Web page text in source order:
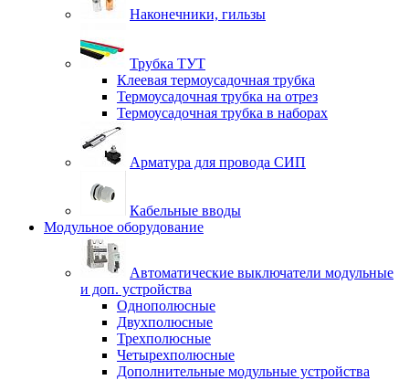
Наконечники, гильзы
Трубка ТУТ
Клеевая термоусадочная трубка
Термоусадочная трубка на отрез
Термоусадочная трубка в наборах
Арматура для провода СИП
Кабельные вводы
Модульное оборудование
Автоматические выключатели модульные
и доп. устройства
Однополюсные
Двухполюсные
Трехполюсные
Четырехполюсные
Дополнительные модульные устройства